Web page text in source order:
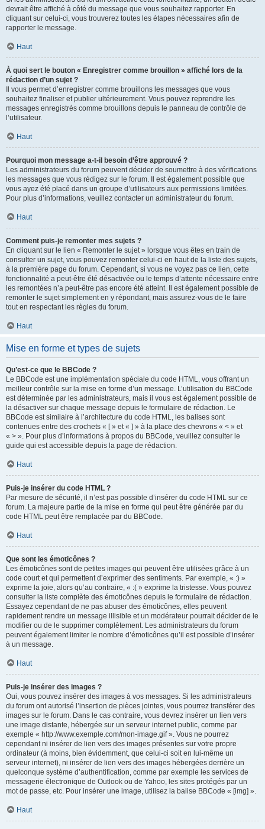
devrait être affiché à côté du message que vous souhaitez rapporter. En
cliquant sur celui-ci, vous trouverez toutes les étapes nécessaires afin de
rapporter le message.
Haut
À quoi sert le bouton « Enregistrer comme brouillon » affiché lors de la
rédaction d’un sujet ?
Il vous permet d’enregistrer comme brouillons les messages que vous
souhaitez finaliser et publier ultérieurement. Vous pouvez reprendre les
messages enregistrés comme brouillons depuis le panneau de contrôle de
l’utilisateur.
Haut
Pourquoi mon message a-t-il besoin d’être approuvé ?
Les administrateurs du forum peuvent décider de soumettre à des vérifications
les messages que vous rédigez sur le forum. Il est également possible que
vous ayez été placé dans un groupe d’utilisateurs aux permissions limitées.
Pour plus d’informations, veuillez contacter un administrateur du forum.
Haut
Comment puis-je remonter mes sujets ?
En cliquant sur le lien « Remonter le sujet » lorsque vous êtes en train de
consulter un sujet, vous pouvez remonter celui-ci en haut de la liste des sujets,
à la première page du forum. Cependant, si vous ne voyez pas ce lien, cette
fonctionnalité a peut-être été désactivée ou le temps d’attente nécessaire entre
les remontées n’a peut-être pas encore été atteint. Il est également possible de
remonter le sujet simplement en y répondant, mais assurez-vous de le faire
tout en respectant les règles du forum.
Haut
Mise en forme et types de sujets
Qu’est-ce que le BBCode ?
Le BBCode est une implémentation spéciale du code HTML, vous offrant un
meilleur contrôle sur la mise en forme d’un message. L’utilisation du BBCode
est déterminée par les administrateurs, mais il vous est également possible de
la désactiver sur chaque message depuis le formulaire de rédaction. Le
BBCode est similaire à l’architecture du code HTML, les balises sont
contenues entre des crochets « [ » et « ] » à la place des chevrons « < » et
« > ». Pour plus d’informations à propos du BBCode, veuillez consulter le
guide qui est accessible depuis la page de rédaction.
Haut
Puis-je insérer du code HTML ?
Par mesure de sécurité, il n’est pas possible d’insérer du code HTML sur ce
forum. La majeure partie de la mise en forme qui peut être générée par du
code HTML peut être remplacée par du BBCode.
Haut
Que sont les émoticônes ?
Les émoticônes sont de petites images qui peuvent être utilisées grâce à un
code court et qui permettent d’exprimer des sentiments. Par exemple, « :) »
exprime la joie, alors qu’au contraire, « :( » exprime la tristesse. Vous pouvez
consulter la liste complète des émoticônes depuis le formulaire de rédaction.
Essayez cependant de ne pas abuser des émoticônes, elles peuvent
rapidement rendre un message illisible et un modérateur pourrait décider de le
modifier ou de le supprimer complètement. Les administrateurs du forum
peuvent également limiter le nombre d’émoticônes qu’il est possible d’insérer
à un message.
Haut
Puis-je insérer des images ?
Oui, vous pouvez insérer des images à vos messages. Si les administrateurs
du forum ont autorisé l’insertion de pièces jointes, vous pourrez transférer des
images sur le forum. Dans le cas contraire, vous devrez insérer un lien vers
une image distante, hébergée sur un serveur internet public, comme par
exemple « http://www.exemple.com/mon-image.gif ». Vous ne pourrez
cependant ni insérer de lien vers des images présentes sur votre propre
ordinateur (à moins, bien évidemment, que celui-ci soit en lui-même un
serveur internet), ni insérer de lien vers des images hébergées derrière un
quelconque système d’authentification, comme par exemple les services de
messagerie électronique de Outlook ou de Yahoo, les sites protégés par un
mot de passe, etc. Pour insérer une image, utilisez la balise BBCode « [img] ».
Haut